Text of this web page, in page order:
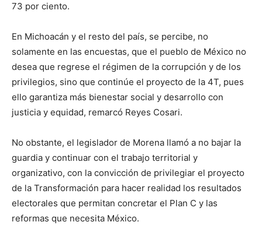
73 por ciento.
En Michoacán y el resto del país, se percibe, no
solamente en las encuestas, que el pueblo de México no
desea que regrese el régimen de la corrupción y de los
privilegios, sino que continúe el proyecto de la 4T, pues
ello garantiza más bienestar social y desarrollo con
justicia y equidad, remarcó Reyes Cosari.
No obstante, el legislador de Morena llamó a no bajar la
guardia y continuar con el trabajo territorial y
organizativo, con la convicción de privilegiar el proyecto
de la Transformación para hacer realidad los resultados
electorales que permitan concretar el Plan C y las
reformas que necesita México.